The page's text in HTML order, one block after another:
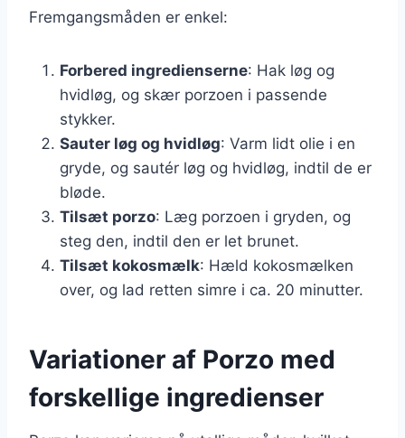
Fremgangsmåden er enkel:
Forbered ingredienserne: Hak løg og
hvidløg, og skær porzoen i passende
stykker.
Sauter løg og hvidløg: Varm lidt olie i en
gryde, og sautér løg og hvidløg, indtil de er
bløde.
Tilsæt porzo: Læg porzoen i gryden, og
steg den, indtil den er let brunet.
Tilsæt kokosmælk: Hæld kokosmælken
over, og lad retten simre i ca. 20 minutter.
Variationer af Porzo med
forskellige ingredienser